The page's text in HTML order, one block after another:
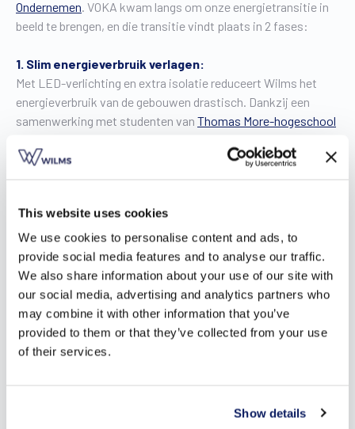
This website uses cookies
We use cookies to personalise content and ads, to
provide social media features and to analyse our traffic.
We also share information about your use of our site with
our social media, advertising and analytics partners who
may combine it with other information that you’ve
provided to them or that they’ve collected from your use
of their services.
Show details
Ondernemen. VOKA kwam langs om onze energietransitie in
beeld te brengen, en die transitie vindt plaats in 2 fases:
1. Slim energieverbruik verlagen:
Met LED-verlichting en extra isolatie reduceert Wilms het
energieverbruik van de gebouwen drastisch. Dankzij een
samenwerking met studenten van Thomas More-hogeschool
systeem voor duurzame verwarming en koeling van de
gebouwen.
Talking heads van dienst CEOErik Wilms en
marketingmanagerWim Lenaerslichten toe hoe we dit
concreet aanpakken.